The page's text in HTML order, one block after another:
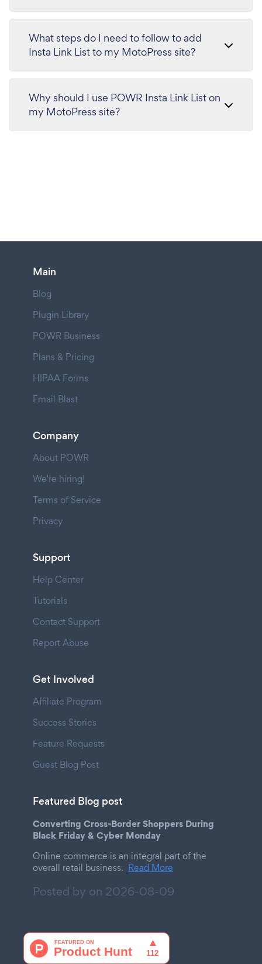
What steps do I need to follow to add
Insta Link List to my MotoPress site?
Why should I use POWR Insta Link List on
my MotoPress site?
Main
Blog
Plugin Library
POWR Business
Plans & Pricing
HIPAA Forms
Email Blast
Company
About POWR
We're hiring!
Terms of Service
Privacy
Support
Help Center
Tutorials
Contact Support
Report Abuse
Get Involved
Affiliate Program
Success Stories
Feature Requests
Guest Blog Post
Featured Blog post
Converting Cross-Border Shoppers During
Black Friday & Cyber Monday
Online commerce is an integral part of the
overall retail business. Read More
Posted by on 2026-08-09